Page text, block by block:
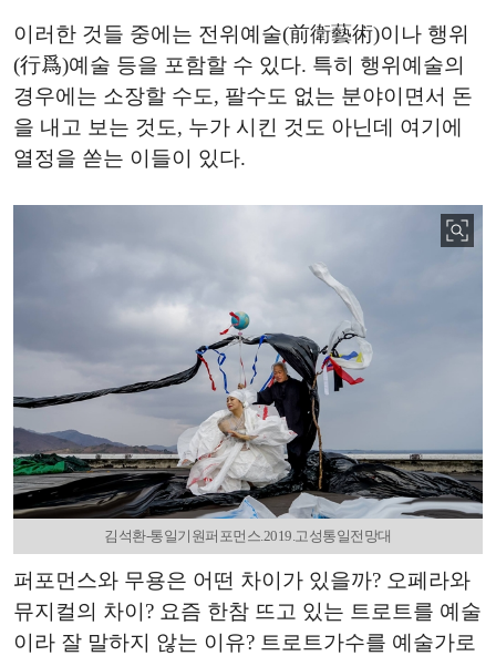
이러한 것들 중에는 전위예술(前衛藝術)이나 행위
(行爲)예술 등을 포함할 수 있다. 특히 행위예술의
경우에는 소장할 수도, 팔수도 없는 분야이면서 돈
을 내고 보는 것도, 누가 시킨 것도 아닌데 여기에
열정을 쏟는 이들이 있다.
김석환-통일기원퍼포먼스.2019.고성통일전망대
퍼포먼스와 무용은 어떤 차이가 있을까? 오페라와
뮤지컬의 차이? 요즘 한참 뜨고 있는 트로트를 예술
이라 잘 말하지 않는 이유? 트로트가수를 예술가로